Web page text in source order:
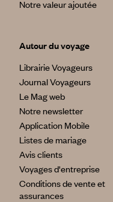
Notre valeur ajoutée
Autour du voyage
Librairie Voyageurs
Journal Voyageurs
Le Mag web
Notre newsletter
Application Mobile
Listes de mariage
Avis clients
Voyages d'entreprise
Conditions de vente et
assurances